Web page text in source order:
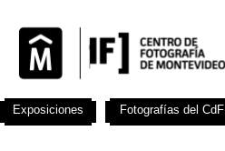
Exposiciones Fotografías del CdF